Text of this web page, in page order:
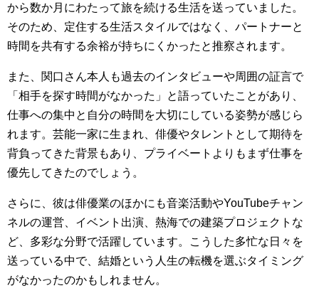
から数か月にわたって旅を続ける生活を送っていました。
そのため、定住する生活スタイルではなく、パートナーと
時間を共有する余裕が持ちにくかったと推察されます。
また、関口さん本人も過去のインタビューや周囲の証言で
「相手を探す時間がなかった」と語っていたことがあり、
仕事への集中と自分の時間を大切にしている姿勢が感じら
れます。芸能一家に生まれ、俳優やタレントとして期待を
背負ってきた背景もあり、プライベートよりもまず仕事を
優先してきたのでしょう。
さらに、彼は俳優業のほかにも音楽活動やYouTubeチャン
ネルの運営、イベント出演、熱海での建築プロジェクトな
ど、多彩な分野で活躍しています。こうした多忙な日々を
送っている中で、結婚という人生の転機を選ぶタイミング
がなかったのかもしれません。